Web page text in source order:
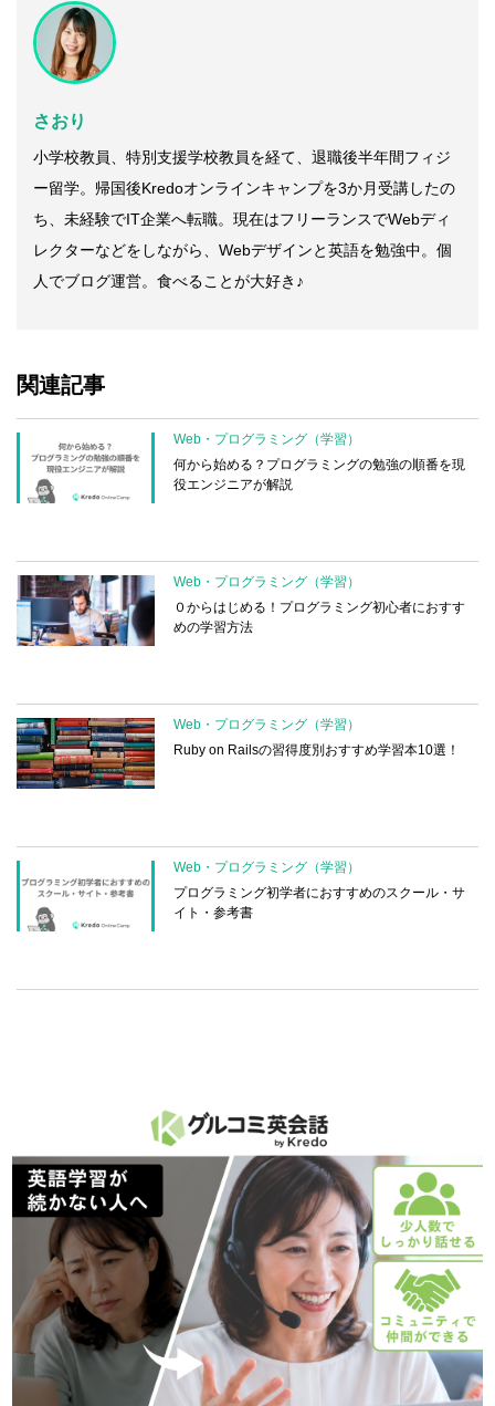
さおり
小学校教員、特別支援学校教員を経て、退職後半年間フィジ
ー留学。帰国後Kredoオンラインキャンプを3か月受講したの
ち、未経験でIT企業へ転職。現在はフリーランスでWebディ
レクターなどをしながら、Webデザインと英語を勉強中。個
人でブログ運営。食べることが大好き♪
関連記事
Web・プログラミング（学習）
何から始める？プログラミングの勉強の順番を現
役エンジニアが解説
Web・プログラミング（学習）
０からはじめる！プログラミング初心者におすす
めの学習方法
Web・プログラミング（学習）
Ruby on Railsの習得度別おすすめ学習本10選！
Web・プログラミング（学習）
プログラミング初学者におすすめのスクール・サ
イト・参考書